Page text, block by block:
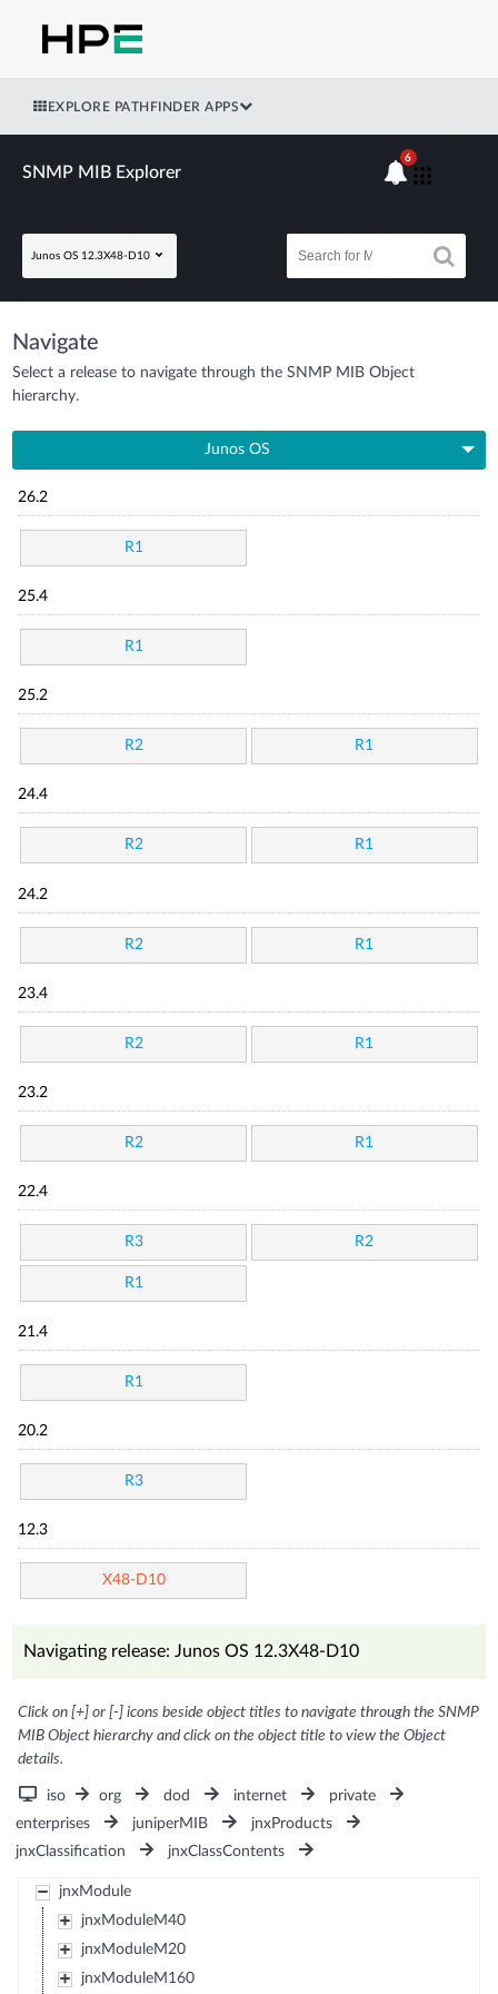
EXPLORE PATHFINDER APPS
SNMP MIB Explorer
Junos OS 12.3X48-D10
6
Navigate
Select a release to navigate through the SNMP MIB Object
hierarchy.
Junos OS
26.2
R1
25.4
R1
25.2
R2 R1
24.4
R2 R1
24.2
R2 R1
23.4
R2 R1
23.2
R2 R1
22.4
R3 R2
R1
21.4
R1
20.2
R3
12.3
X48-D10
Navigating release: Junos OS 12.3X48-D10
Click on [+] or [-] icons beside object titles to navigate through the SNMP
MIB Object hierarchy and click on the object title to view the Object
details.
iso org dod internet
private
enterprises
juniperMIB
jnxProducts
jnxClassification
jnxClassContents
jnxModule
jnxModuleM40
jnxModuleM20
jnxModuleM160